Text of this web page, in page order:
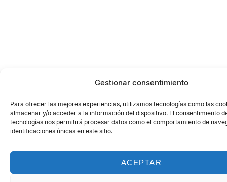
Gestionar consentimiento
Para ofrecer las mejores experiencias, utilizamos tecnologías como las
almacenar y/o acceder a la información del dispositivo. El consentimiento
tecnologías nos permitirá procesar datos como el comportamiento de
identificaciones únicas en este sitio.
ACEPTAR